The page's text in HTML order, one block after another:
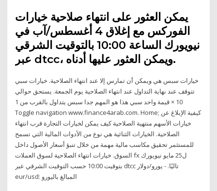
يمكن العثور على انتهاء صلاحية خيارات
الفوركس مع إغلاق 4 أغسطس/آب في
نيويورك الساعة 10:00 بالتوقيت الشرقي
عبر dtcc، ويمكن العثور عليها أدناه.
خيارات سبس هي ويمكن أن تمارس إلا عند انتهاء الصلاحية. خيارات سبي
تتوقف عند نهاية التداول عند انتهاء الصلاحية يوم الجمعة. يستحق حوالي
10 × قيمة واحد سبي هذا هو المهم جدا سبس يتداول بالقرب من 1
Toggle navigation www.finance4arab.com. Home; كيفية الإبلاغ عن
خيارات الأسهم منتهية الصلاحية كيف يمكن لخيارات التجارة قرب انتهاء
الصلاحية. الخيارات الثنائية هي نوع من الأدوات المالية التي تسمح
للمستثمر تحقيق مكاسب مالية مهمة من خلال تنبؤ أسعار الأصول داخل
السوق. خيارات انتهاء الصلاحية لسوق العملات fx ل25 مايو نيويورك
بتوقيت 10:00 حسب التوقيت الشرقي عبر dtcc تاليًا. - يورو/دولار
eur/usd: المبالغ باليورو